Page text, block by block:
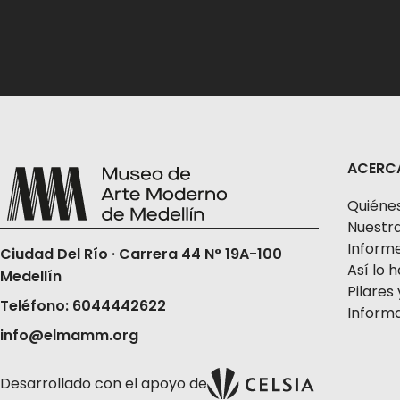
Ciudad Del Río · Carrera 44 N° 19A-100
Medellín
Teléfono: 6044442622
info@elmamm.org
Así lo
Pilares
Desarrollado con el apoyo de